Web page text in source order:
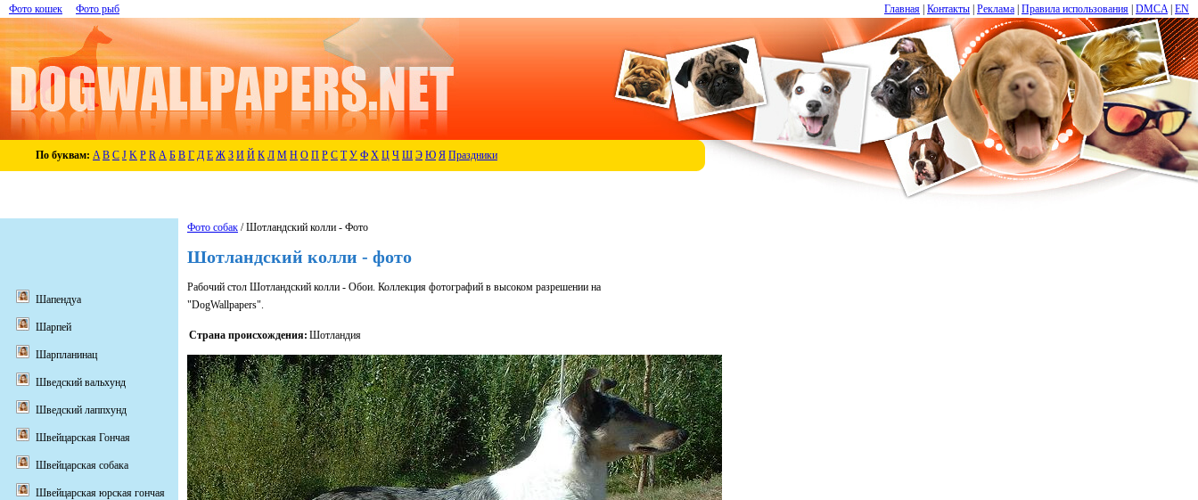
Главная Контакты Реклама Правила использования DMCA EN
Фото кошек Фото рыб
По буквам: A B C J K P R А Б В Г Д Е Ж З И Й К Л М Н О П Р С Т У Ф Х Ц Ч Ш Э Ю Я Праздники
Фото собак / Шотландский колли - Фото
Шотландский колли - фото
Рабочий стол Шотландский колли - Обои. Коллекция фотографий в высоком разрешении на
"DogWallpapers".
Страна происхождения: Шотландия
Шапендуа
Шарпей
Шарпланинац
Шведский вальхунд
Шведский лаппхунд
Швейцарская Гончая
Швейцарская собака
Швейцарская юрская гончая